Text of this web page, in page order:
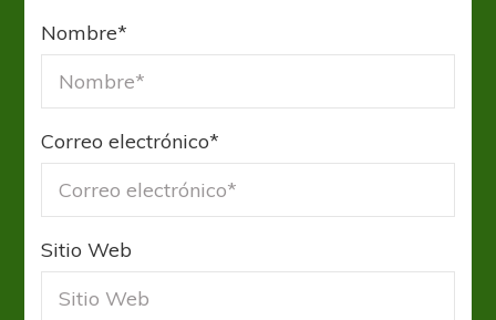
Nombre*
Correo electrónico*
Sitio Web